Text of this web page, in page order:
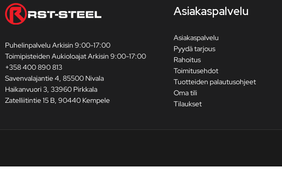
Puhelinpalvelu Arkisin 9:00-17:00
Toimipisteiden Aukioloajat Arkisin 9:00-17:00
+358 400 890 813
Savenvalajantie 4, 85500 Nivala
Haikanvuori 3, 33960 Pirkkala
Zatelliitintie 15 B, 90440 Kempele
Asiakaspalvelu
Asiakaspalvelu
Pyydä tarjous
Rahoitus
Toimitusehdot
Tuotteiden palautusohjeet
Oma tili
Tilaukset